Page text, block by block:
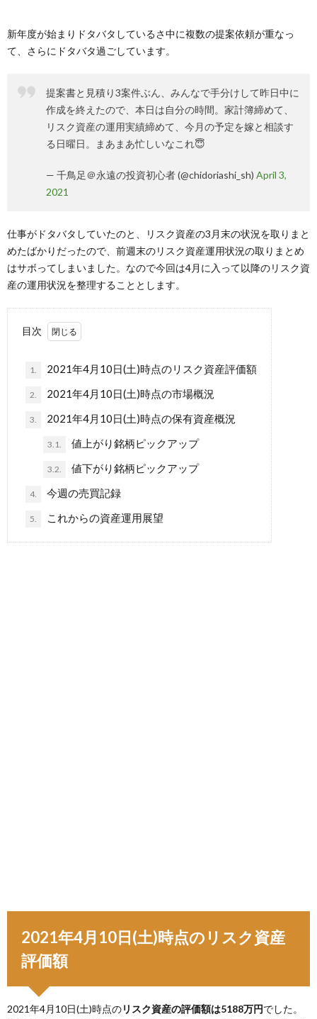
新年度が始まりドタバタしているさ中に複数の提案依頼が重なっ
て、さらにドタバタ過ごしています。
提案書と見積り3案件ぶん、みんなで手分けして昨日中に
作成を終えたので、本日は自分の時間。家計簿締めて、
リスク資産の運用実績締めて、今月の予定を嫁と相談す
る日曜日。まあまあ忙しいなこれ😇
— 千鳥足＠永遠の投資初心者 (@chidoriashi_sh) April 3,
2021
仕事がドタバタしていたのと、リスク資産の3月末の状況を取りまと
めたばかりだったので、前週末のリスク資産運用状況の取りまとめ
はサボってしまいました。なので今回は4月に入って以降のリスク資
産の運用状況を整理することとします。
目次
1. 2021年4月10日(土)時点のリスク資産評価額
2. 2021年4月10日(土)時点の市場概況
3. 2021年4月10日(土)時点の保有資産概況
3.1. 値上がり銘柄ピックアップ
3.2. 値下がり銘柄ピックアップ
4. 今週の売買記録
5. これからの資産運用展望
2021年4月10日(土)時点のリスク資産
評価額
2021年4月10日(土)時点のリスク資産の評価額は5188万円でした。